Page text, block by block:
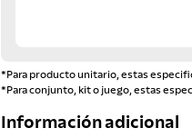
*Para producto unitario, estas
*Para conjunto, kit o juego, estas
Información adicional